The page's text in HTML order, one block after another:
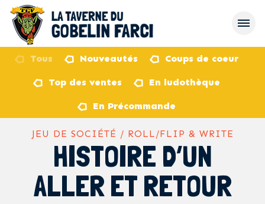
Tous Nouveautés Coups de coeur
Top des ventes En ludothèque
En Précommande
JEU DE SOCIÉTÉ / ROLL/FLIP & WRITE
HISTOIRE D’UN
ALLER ET RETOUR